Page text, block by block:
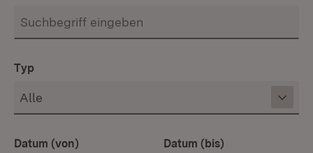
Typ
Datum (von) Datum (bis)